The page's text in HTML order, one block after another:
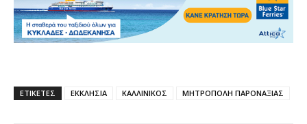
ΕΤΙΚΕΤΕΣ ΕΚΚΛΗΣΙΑ ΚΑΛΛΙΝΙΚΟΣ ΜΗΤΡΟΠΟΛΗ ΠΑΡΟΝΑΞΙΑΣ